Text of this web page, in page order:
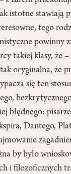
istotne
tego
powinny
takiej klasy, że
oryginalna, że
się ten
błędnego:
Dantego,
by było
i filozoficznych